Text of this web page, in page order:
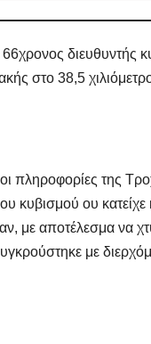
66χρονος
στο 38,5
πληροφορίες της
κυβισμού ου
με αποτέλεσμα να
με